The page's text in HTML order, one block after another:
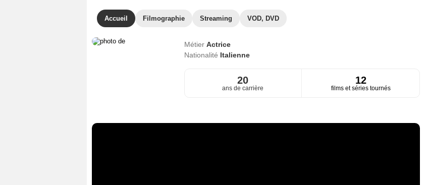
Accueil Filmographie Streaming VOD, DVD
Métier Actrice
Nationalité Italienne
20
ans de carrière
12
films et séries tournés